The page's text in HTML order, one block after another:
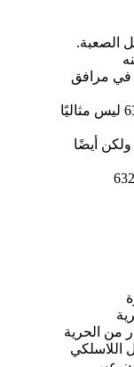
في مرافق
بفضل جهاز الاستشعار المتكامل، فإن جهاز 632 ليس مثاليًا
أيضًا
اللاسلكي